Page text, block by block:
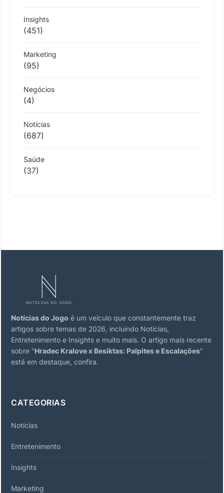
Insights
(451)
Marketing
(95)
Negócios
(4)
Notícias
(687)
Saúde
(37)
Notícias do Jogo é um veículo que constantemente traz
artigos sobre temas de 2026, incluindo Notícias,
Entretenimento e Insights e muito mais. O artigo mais recente
sobre "Hradec Kralove x Besiktas: Palpites e Escalações"
está em destaque, confira.
CATEGORIAS
Notícias
Entretenimento
Insights
Marketing